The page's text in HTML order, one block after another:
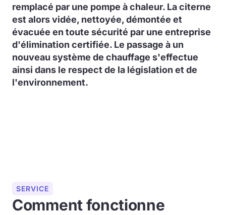
remplacé par une pompe à chaleur. La citerne
est alors vidée, nettoyée, démontée et
évacuée en toute sécurité par une entreprise
d'élimination certifiée. Le passage à un
nouveau système de chauffage s'effectue
ainsi dans le respect de la législation et de
l'environnement.
SERVICE
Comment fonctionne